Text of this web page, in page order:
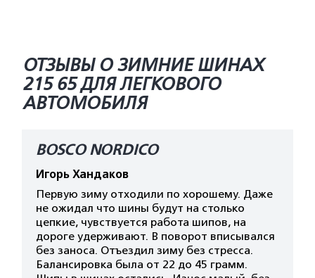
ОТЗЫВЫ О ЗИМНИЕ ШИНАХ
215 65 ДЛЯ ЛЕГКОВОГО
АВТОМОБИЛЯ
BOSCO NORDICO
Игорь Хандаков
Первую зиму отходили по хорошему. Даже
не ожидал что шины будут на столько
цепкие, чувствуется работа шипов, на
дороге удерживают. В поворот вписывался
без заноса. Отъездил зиму без стресса.
Балансировка была от 22 до 45 грамм.